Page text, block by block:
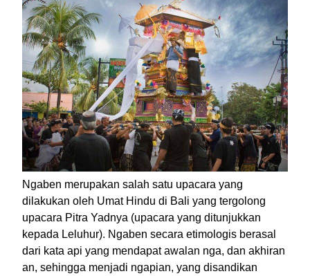
Ngaben merupakan salah satu upacara yang
dilakukan oleh Umat Hindu di Bali yang tergolong
upacara Pitra Yadnya (upacara yang ditunjukkan
kepada Leluhur). Ngaben secara etimologis berasal
dari kata api yang mendapat awalan nga, dan akhiran
an, sehingga menjadi ngapian, yang disandikan